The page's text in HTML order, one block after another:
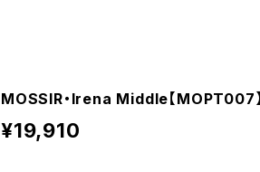
MOSSIR・Irena Middle【MOPT007】
¥19,910